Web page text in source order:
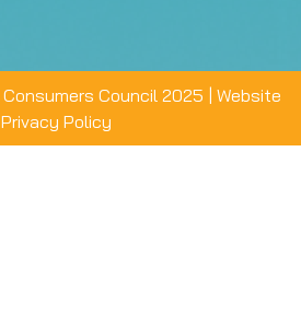
Council 2025 | Website
Privacy Policy